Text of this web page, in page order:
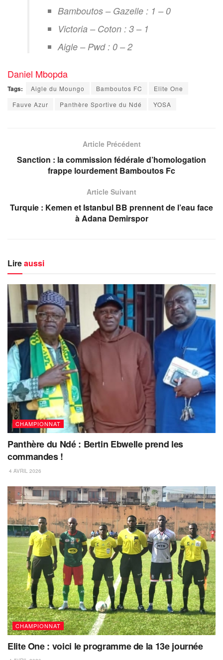
Bamboutos – Gazelle : 1 – 0
Victoria – Coton : 3 – 1
Aigle – Pwd : 0 – 2
Daniel Mbopda
Tags: Aigle du Moungo Bamboutos FC
Elite One
Fauve Azur
Panthère Sportive du Ndé YOSA
Article Précédent
Sanction : la commission fédérale d’homologation
frappe lourdement Bamboutos Fc
Article Suivant
Turquie : Kemen et Istanbul BB prennent de l’eau face
à Adana Demirspor
Lireaussi
CHAMPIONNAT
Panthère du Ndé : Bertin Ebwelle prend les
commandes !
4 AVRIL 2026
CHAMPIONNAT
Elite One : voici le programme de la 13e journée